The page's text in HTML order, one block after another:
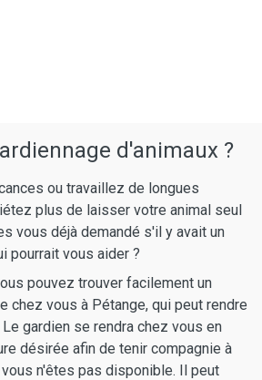
d'animaux ?
ou travaillez de longues
plus de laisser votre animal seul
vous déjà demandé s'il y avait un
pourrait vous aider ?
pouvez trouver facilement un
chez vous à Pétange, qui peut rendre
gardien se rendra chez vous en
désirée afin de tenir compagnie à
n'êtes pas disponible. Il peut